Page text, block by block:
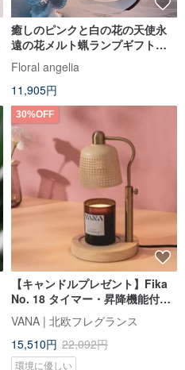
癒しのピンクと白の花の天使永
遠の花メルト蝋ランプギフト香
りのキャンドル誕生日ギフトバ
レンタインデーギフト
Floral angelia
11,905円
30%OFF
【キャンドルプレゼント】Fika
No. 18 タイマー・昇降機能付き
ワックスメルターランプ - ミルク
ティーアプリコット 保証付き
VANA | 北欧フレグランス
15,510円 22,092円
環境に優しい